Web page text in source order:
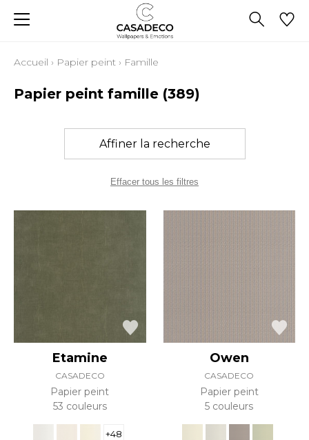
Accueil › Papier peint › Famille
Papier peint famille (389)
Affiner la recherche
Effacer tous les filtres
Etamine
CASADECO
Papier peint
53 couleurs
+48
Owen
CASADECO
Papier peint
5 couleurs